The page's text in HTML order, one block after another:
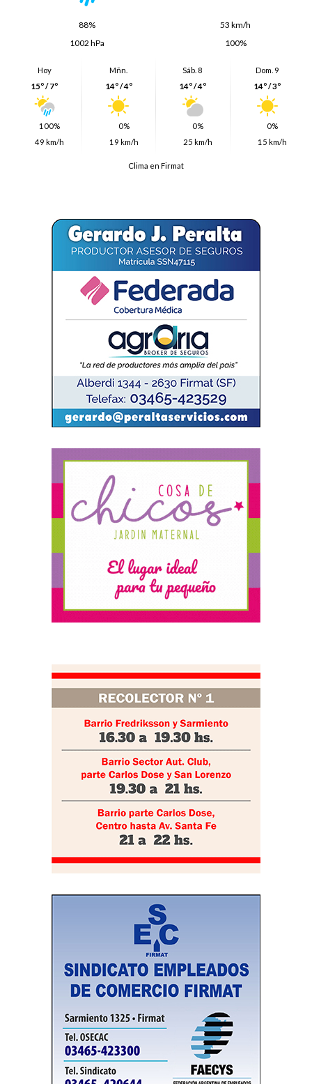
88%
53 km/h
1002 hPa
100%
Hoy
15º / 7º
100%
49 km/h
Mñn.
14º / 4º
0%
19 km/h
Sáb. 8
14º / 4º
0%
25 km/h
Dom. 9
14º / 3º
0%
15 km/h
Clima en Firmat